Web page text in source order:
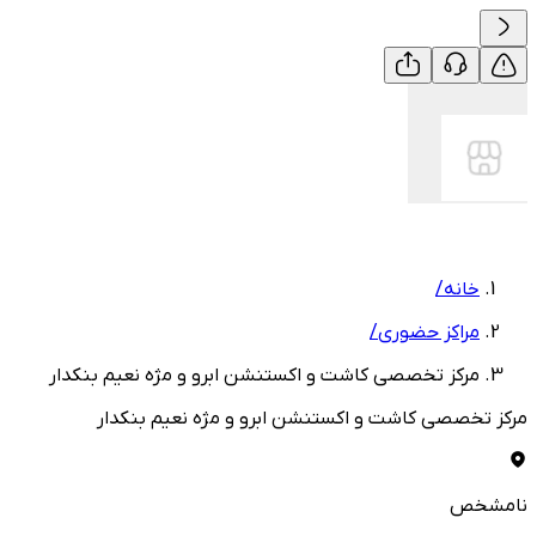
خانه/
مراکز حضوری/
مرکز تخصصی کاشت و اکستنشن ابرو و مژه نعیم بنکدار
مرکز تخصصی کاشت و اکستنشن ابرو و مژه نعیم بنکدار
نامشخص